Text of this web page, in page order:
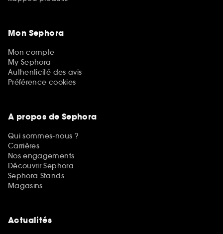
Mon Sephora
Mon compte
My Sephora
Authenticité des avis
Préférence cookies
A propos de Sephora
Qui sommes-nous ?
Carrières
Nos engagements
Découvrir Sephora
Sephora Stands
Magasins
Actualités